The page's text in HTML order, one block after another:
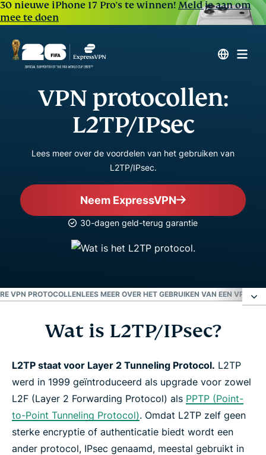
30 nieuwe iPhone 17 Pro's te winnen!Meld je aan om
mee te doen
VPN protocollen:
L2TP/IPsec
Lees meer over de voordelen van het gebruiken van
L2TP/IPsec.
Neem ExpressVPN
30-dagen geld-terug garantie
VPN PROTOCOLLENLEES MEER OVER HET GEBRUIKEN VAN EEN VPN
Wat is L2TP/IPsec?
Andere VPN protocollen
Lees meer over het gebruiken van een VPN
Probeer de beste VPN
Wat is L2TP/IPsec?
L2TP staat voor Layer 2 Tunneling Protocol. L2TP
werd in 1999 geïntroduceerd als upgrade voor zowel
L2F (Layer 2 Forwarding Protocol) als PPTP (Point-
to-Point Tunneling Protocol). Omdat L2TP zelf geen
sterke encryptie of authenticatie biedt wordt een
ander protocol, IPsec genaamd, meestal gebruikt in